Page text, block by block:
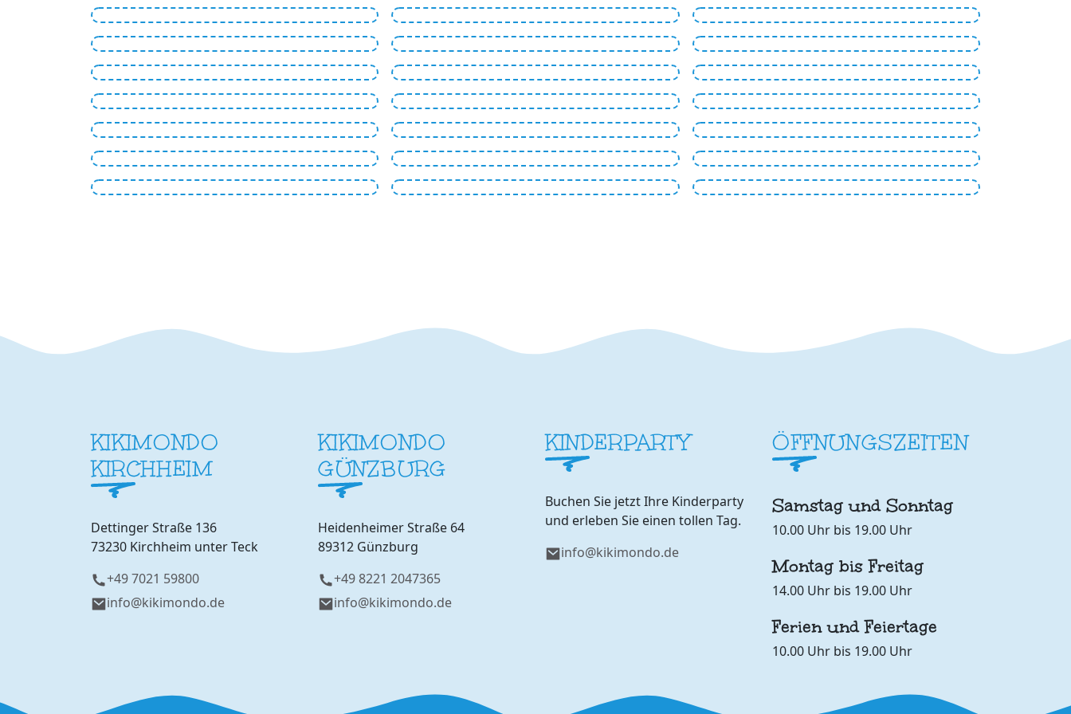
KIKIMONDO
KIRCHHEIM
Dettinger Straße 136
73230 Kirchheim unter Teck
+49 7021 59800
info@kikimondo.de
KIKIMONDO
GÜNZBURG
Heidenheimer Straße 64
89312 Günzburg
+49 8221 2047365
info@kikimondo.de
KINDERPARTY
Buchen Sie jetzt Ihre Kinderparty
und erleben Sie einen tollen Tag.
info@kikimondo.de
ÖFFNUNGSZEITEN
Samstag und Sonntag
10.00 Uhr bis 19.00 Uhr
Montag bis Freitag
14.00 Uhr bis 19.00 Uhr
Ferien und Feiertage
10.00 Uhr bis 19.00 Uhr